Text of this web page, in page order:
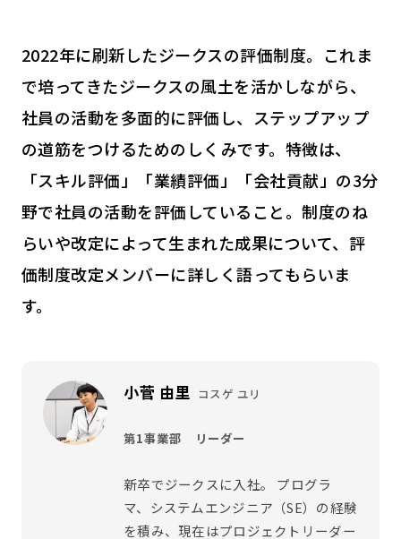
2022年に刷新したジークスの評価制度。これま
で培ってきたジークスの風土を活かしながら、
社員の活動を多面的に評価し、ステップアップ
の道筋をつけるためのしくみです。特徴は、
「スキル評価」「業績評価」「会社貢献」の3分
野で社員の活動を評価していること。制度のね
らいや改定によって生まれた成果について、評
価制度改定メンバーに詳しく語ってもらいま
す。
小菅 由里 コスゲ ユリ
第1事業部 リーダー
新卒でジークスに入社。 プログラ
マ、システムエンジニア（SE）の経験
を積み、現在はプロジェクトリーダー